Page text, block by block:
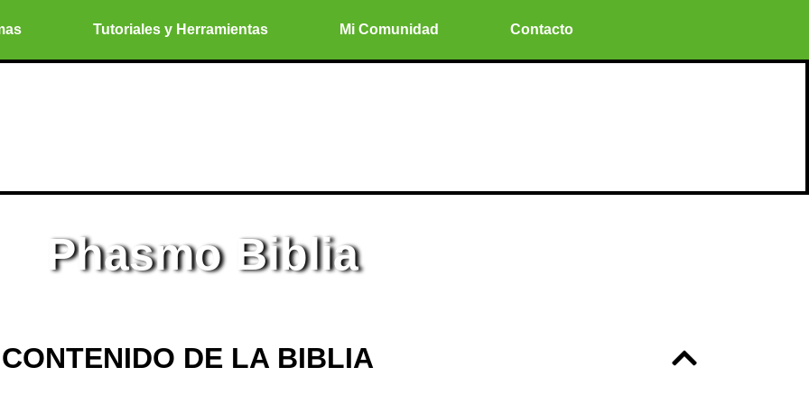
Tutoriales y Herramientas Mi Comunidad Contacto
Phasmo Biblia
CONTENIDO DE LA BIBLIA